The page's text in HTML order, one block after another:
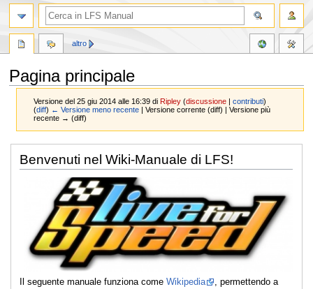
Pagina principale
Versione del 25 giu 2014 alle 16:39 diRipley (discussione |contributi)
(diff) ← Versione meno recente | Versione corrente (diff) | Versione più
recente → (diff)
Vai
alla
Vai
allaBenvenuti nel Wiki-Manuale di LFS!
Il seguente manuale funziona comeWikipedia
, permettendo a
altro